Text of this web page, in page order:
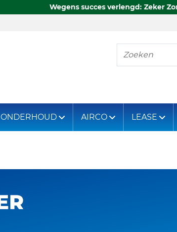
Wegens succes verlengd: Zeker
Zoeken
ONDERHOUD AIRCO LEASE